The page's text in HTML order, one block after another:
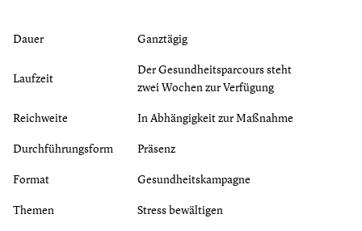
Dauer Ganztägig
Laufzeit
Der Gesundheitsparcours steht
zwei Wochen zur Verfügung
Reichweite
In Abhängigkeit zur Maßnahme
Durchführungsform
Präsenz
Format
Gesundheitskampagne
Themen
Stress bewältigen